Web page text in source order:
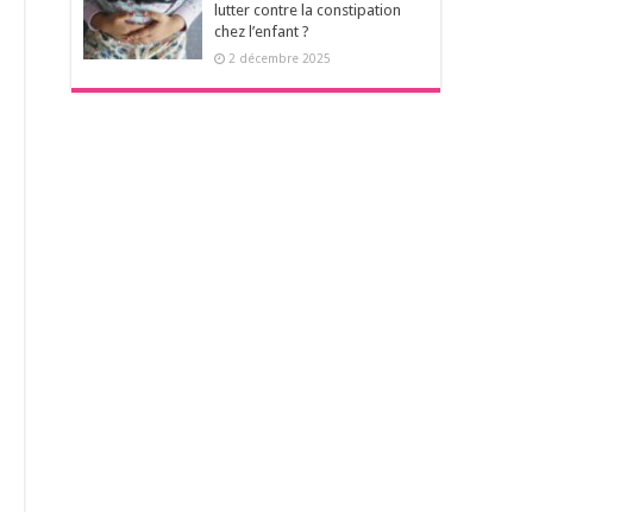
lutter contre la constipation
chez l’enfant ?
2 décembre 2025